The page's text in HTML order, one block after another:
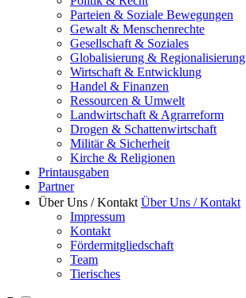
Parteien & Soziale Bewegungen
Gewalt & Menschenrechte
Gesellschaft & Soziales
Globalisierung & Regionalisierung
Wirtschaft & Entwicklung
Handel & Finanzen
Ressourcen & Umwelt
Landwirtschaft & Agrarreform
Drogen & Schattenwirtschaft
Militär & Sicherheit
Kirche & Religionen
Printausgaben
Partner
Über Uns / Kontakt Über Uns / Kontakt
Impressum
Kontakt
Fördermitgliedschaft
Team
Tierisches